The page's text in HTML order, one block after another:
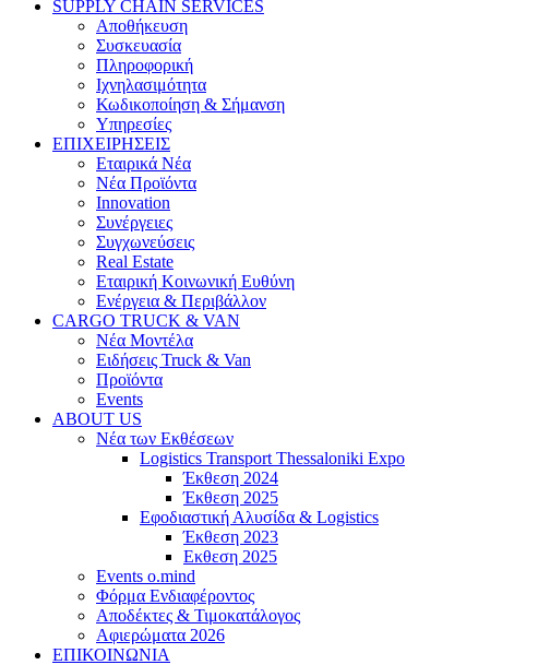
SUPPLY CHAIN SERVICES
Αποθήκευση
Συσκευασία
Πληροφορική
Ιχνηλασιμότητα
Κωδικοποίηση & Σήμανση
Υπηρεσίες
ΕΠΙΧΕΙΡΗΣΕΙΣ
Εταιρικά Νέα
Νέα Προϊόντα
Innovation
Συνέργειες
Συγχωνεύσεις
Real Estate
Εταιρική Κοινωνική Ευθύνη
Ενέργεια & Περιβάλλον
CARGO TRUCK & VAN
Νέα Μοντέλα
Ειδήσεις Truck & Van
Προϊόντα
Events
ABOUT US
Νέα των Εκθέσεων
Logistics Transport Thessaloniki Expo
Έκθεση 2024
Έκθεση 2025
Εφοδιαστική Αλυσίδα & Logistics
Έκθεση 2023
Εκθεση 2025
Events o.mind
Φόρμα Ενδιαφέροντος
Αποδέκτες & Τιμοκατάλογος
Αφιερώματα 2026
ΕΠΙΚΟΙΝΩΝΙΑ